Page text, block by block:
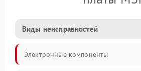
Виды неисправностей
Электронные компоненты